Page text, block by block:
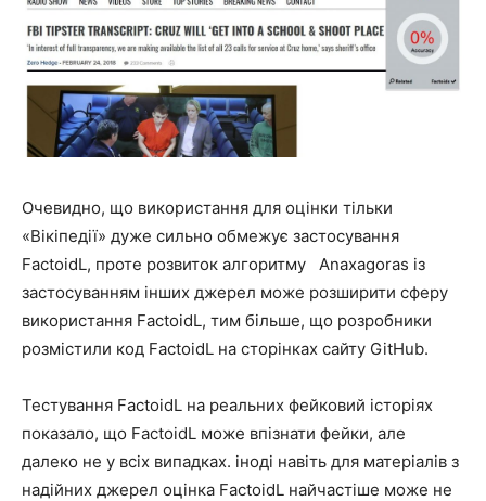
Очевидно, що використання для оцінки тільки
«Вікіпедії» дуже сильно обмежує застосування
FactoidL, проте розвиток алгоритму Anaxagoras із
застосуванням інших джерел може розширити сферу
використання FactoidL, тим більше, що розробники
розмістили код FactoidL на сторінках сайту GitHub.
Тестування FactoidL на реальних фейковий історіях
показало, що FactoidL може впізнати фейки, але
далеко не у всіх випадках. іноді навіть для матеріалів з
надійних джерел оцінка FactoidL найчастіше може не